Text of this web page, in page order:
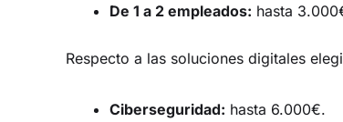
De 1 a 2 empleados: hasta
Respecto a las soluciones digitales
Ciberseguridad: hasta 6.000€.